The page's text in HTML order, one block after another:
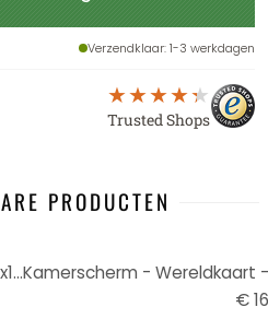
Verzendklaar: 1-3 werkdagen
Trusted Shops
PRODUCTEN
Kamerscherm - Wereldkaart voor kinderen , 5-delig - 225x172 cm
€